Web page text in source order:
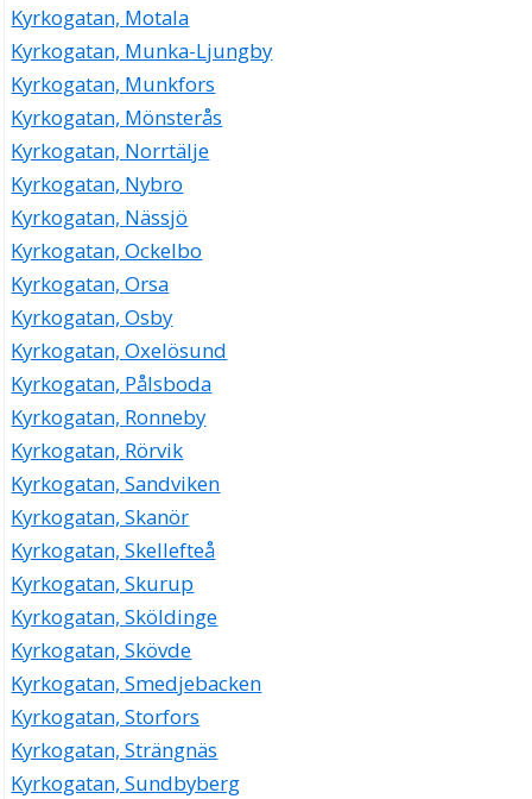
Kyrkogatan, Motala
Kyrkogatan, Munka-Ljungby
Kyrkogatan, Munkfors
Kyrkogatan, Mönsterås
Kyrkogatan, Norrtälje
Kyrkogatan, Nybro
Kyrkogatan, Nässjö
Kyrkogatan, Ockelbo
Kyrkogatan, Orsa
Kyrkogatan, Osby
Kyrkogatan, Oxelösund
Kyrkogatan, Pålsboda
Kyrkogatan, Ronneby
Kyrkogatan, Rörvik
Kyrkogatan, Sandviken
Kyrkogatan, Skanör
Kyrkogatan, Skellefteå
Kyrkogatan, Skurup
Kyrkogatan, Sköldinge
Kyrkogatan, Skövde
Kyrkogatan, Smedjebacken
Kyrkogatan, Storfors
Kyrkogatan, Strängnäs
Kyrkogatan, Sundbyberg